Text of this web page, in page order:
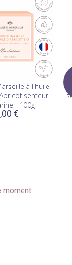
à l'huile
senteur
- 100g
€
moment.